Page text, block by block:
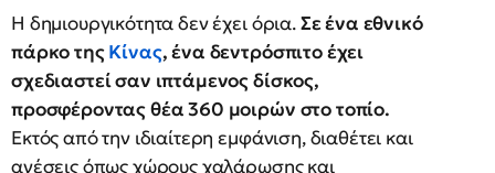
Η δημιουργικότητα δεν έχει όρια.Σε ένα εθνικό
πάρκο τηςΚίνας, ένα δεντρόσπιτο έχει
σχεδιαστεί σαν ιπτάμενος δίσκος,
προσφέροντας θέα 360 μοιρών στο τοπίο.
Εκτός από την ιδιαίτερη εμφάνιση, διαθέτει και
ανέσεις όπως χώρους χαλάρωσης και